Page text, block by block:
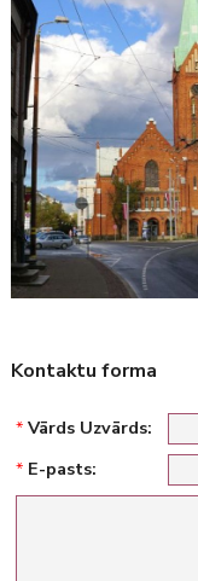
Kontaktu forma
* Vārds Uzvārds:
* E-pasts: